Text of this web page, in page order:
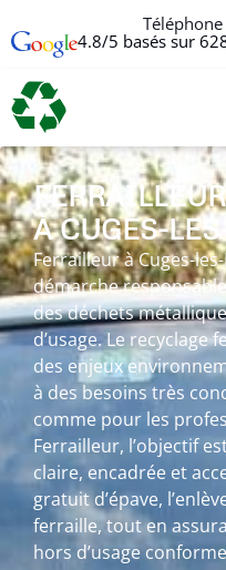
Téléphone
4.8/5 basés sur
FERRAILLEUR
À CUGES-
Ferrailleur à Cuges-
démarche
des déchets
d’usage. Le recyclage
des enjeux
à des besoins très
comme pour les
Ferrailleur, l’objectif
claire, encadrée et
gratuit d’épave,
ferraille, tout en
hors d’usage